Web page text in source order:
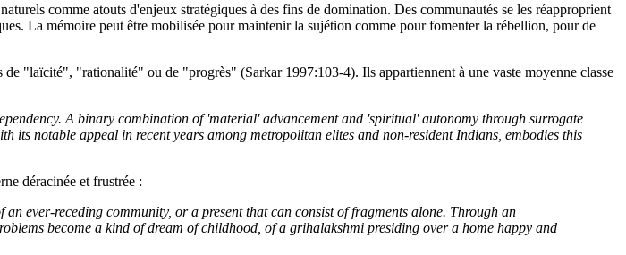
comme atouts d'enjeux stratégiques à des fins de domination. Des communautés se les réapproprient
La mémoire peut être mobilisée pour maintenir la sujétion comme pour fomenter la rébellion, pour de
"laïcité", "rationalité" ou de "progrès" (Sarkar 1997:103-4). Ils appartiennent à une vaste moyenne classe
A binary combination of 'material' advancement and 'spiritual' autonomy through surrogate
notable appeal in recent years among metropolitan elites and non-resident Indians, embodies this
déracinée et frustrée :
ever-receding community, or a present that can consist of fragments alone. Through an
become a kind of dream of childhood, of a grihalakshmi presiding over a home happy and